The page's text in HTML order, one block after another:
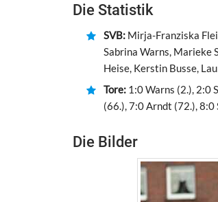
Die Statistik
SVB: Mirja-Franziska
Sabrina Warns, Marieke
Heise, Kerstin Busse,
Tore: 1:0 Warns (2.), 2:0
(66.), 7:0 Arndt (72.), 8:0
Die Bilder